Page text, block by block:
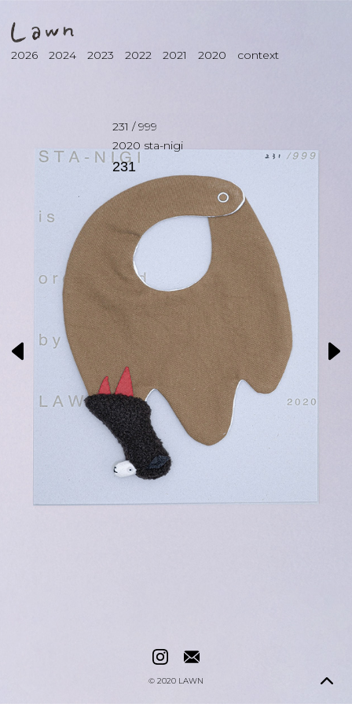
2026 2024 2023 2022 2021 2020 context
231 /999
2020 sta-nigi
231
© 2020 LAWN